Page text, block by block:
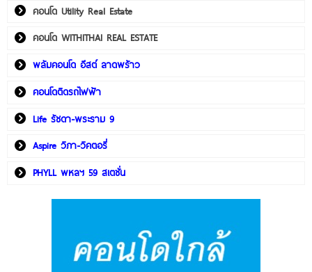
คอนโด Utility Real Estate
คอนโด WITHITHAI REAL ESTATE
พลัมคอนโด อีสต์ ลาดพร้าว
คอนโดติดรถไฟฟ้า
Life รัชดา-พระราม 9
Aspire วิภา-วิคตอรี่
PHYLL พหลฯ 59 สเตชั่น